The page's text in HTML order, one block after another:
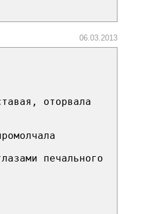
06.03.2013
оторвала
печального